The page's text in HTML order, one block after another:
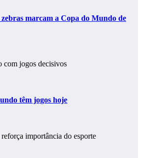
marcam a Copa do Mundo de
têm jogos hoje